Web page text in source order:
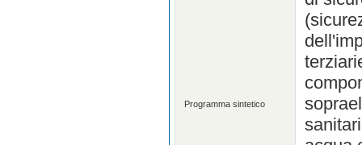
Programma sintetico